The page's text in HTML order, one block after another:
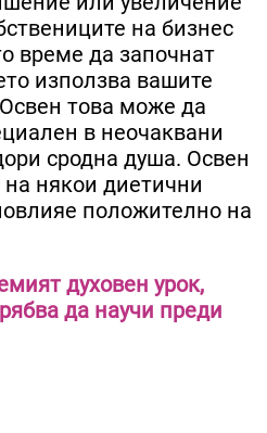
на бизнес
време да започнат
използва вашите
това може да
в неочаквани
сродна душа. Освен
някои диетични
положително на
духовен урок,
да научи преди